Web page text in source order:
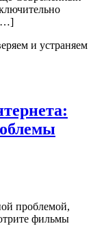
[…]
проблемой,
фильмы